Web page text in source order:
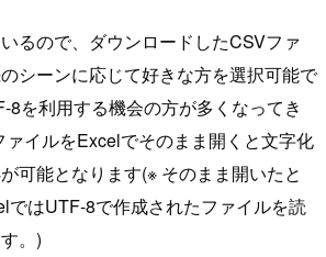
るので、ダウンロードしたCSVファ
シーンに応じて好きな方を選択可能で
8を利用する機会の方が多くなってき
イルをExcelでそのまま開くと文字化
可能となります(※ そのまま開いたと
ではUTF-8で作成されたファイルを読
。)